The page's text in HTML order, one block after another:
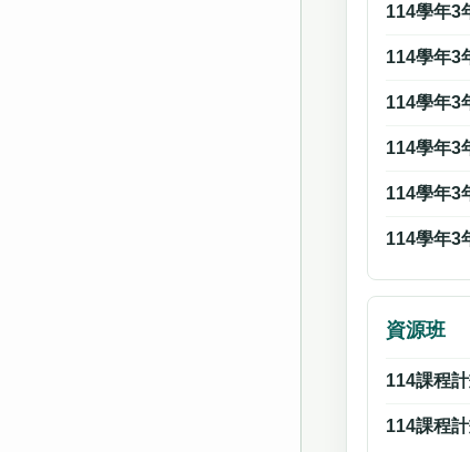
114學年3
114學年3
114學年3
114學年3
114學年3
114學年3
資源班
114課程
114課程